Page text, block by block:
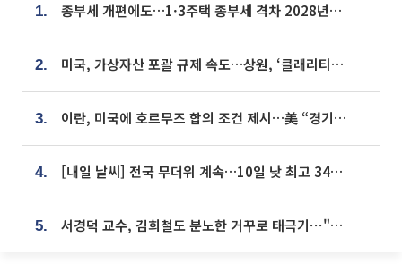
1. 종부세 개편에도…1·3주택 종부세 격차 2028년부터 확대
2. 미국, 가상자산 포괄 규제 속도…상원, ‘클래리티법’ 9월 절차투표 추진
3. 이란, 미국에 호르무즈 합의 조건 제시…美 “경기 아직 안 끝나” [종합]
4. [내일 날씨] 전국 무더위 계속…10일 낮 최고 34도 육박
5. 서경덕 교수, 김희철도 분노한 거꾸로 태극기⋯"엉터리는 아냐, 아쉬울 뿐"